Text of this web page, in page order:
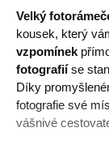
Velký
kousek, který
vzpomínek
fotografiíse
Díky
fotografie své
vášnivé